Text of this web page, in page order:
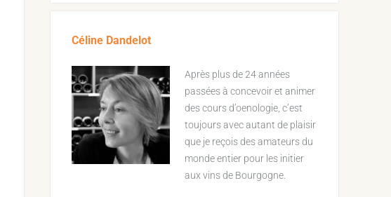
Céline Dandelot
Après plus de 24 années
passées à concevoir et animer
des cours d’oenologie, c’est
toujours avec autant de plaisir
que je reçois des amateurs du
monde entier pour les initier
aux vins de Bourgogne.